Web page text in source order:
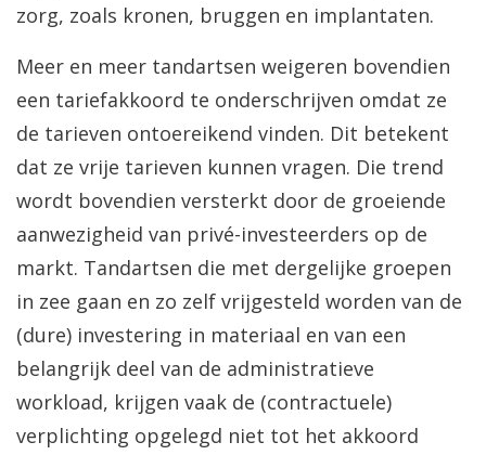
zorg, zoals kronen, bruggen en implantaten.
Meer en meer tandartsen weigeren bovendien
een tariefakkoord te onderschrijven omdat ze
de tarieven ontoereikend vinden. Dit betekent
dat ze vrije tarieven kunnen vragen. Die trend
wordt bovendien versterkt door de groeiende
aanwezigheid van privé-investeerders op de
markt. Tandartsen die met dergelijke groepen
in zee gaan en zo zelf vrijgesteld worden van de
(dure) investering in materiaal en van een
belangrijk deel van de administratieve
workload, krijgen vaak de (contractuele)
verplichting opgelegd niet tot het akkoord